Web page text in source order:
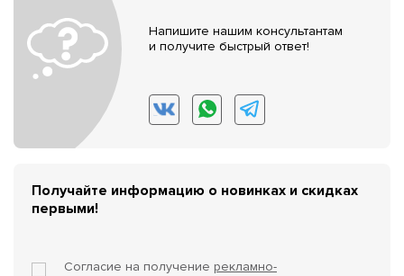
Напишите нашим консультантам
и получите быстрый ответ!
Получайте информацию о новинках и скидках
первыми!
Согласие на получение рекламно-